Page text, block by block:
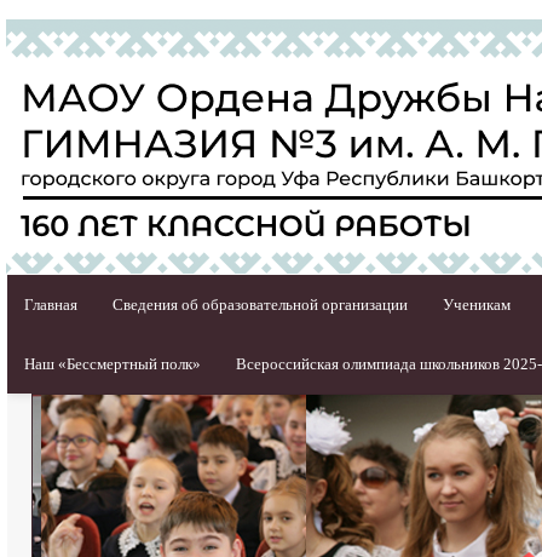
Главная Сведения об образовательной организации Ученикам
Наш «Бессмертный полк» Всероссийская олимпиада школьников